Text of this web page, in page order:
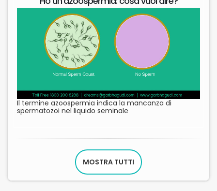
Il termine azoospermia indica la mancanza di
spermatozoi nel liquido seminale
MOSTRA TUTTI